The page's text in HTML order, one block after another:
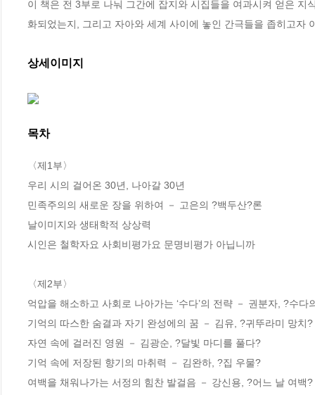
이 책은 전 3부로 나눠 그간에 잡지와 시집들을 여과시켜 얻은
화되었는지, 그리고 자아와 세계 사이에 놓인 간극들을 좁히고자
상세이미지
목차
〈제1부〉
우리 시의 걸어온 30년, 나아갈 30년
민족주의의 새로운 장을 위하여 － 고은의 ?백두산?론
날이미지와 생태학적 상상력
시인은 철학자요 사회비평가요 문명비평가 아닙니까
〈제2부〉
억압을 해소하고 사회로 나아가는 ‘수다’의 전략 － 권분자, ?수다
기억의 따스한 숨결과 자기 완성에의 꿈 － 김유, ?귀뚜라미 망치?
자연 속에 걸러진 영원 － 김광순, ?달빛 마디를 풀다?
기억 속에 저장된 향기의 마취력 － 김완하, ?집 우물?
여백을 채워나가는 서정의 힘찬 발걸음 － 강신용, ?어느 날 여백?